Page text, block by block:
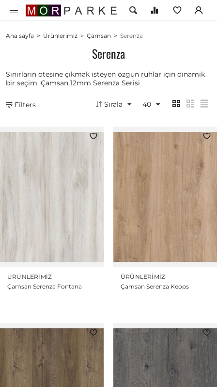
Ana sayfa > Ürünlerimiz > Çamsan > Serenza
Serenza
Sınırların ötesine çıkmak isteyen özgün ruhlar için dinamik
bir seçim: Çamsan 12mm Serenza Serisi
Filters Sırala 40
ÜRÜNLERIMIZ
Çamsan Serenza Fontana
ÜRÜNLERIMIZ
Çamsan Serenza Keops